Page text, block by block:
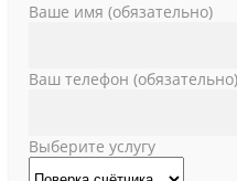
Ваше имя (обязательно)
Ваш телефон (обязательно)
Выберите услугу